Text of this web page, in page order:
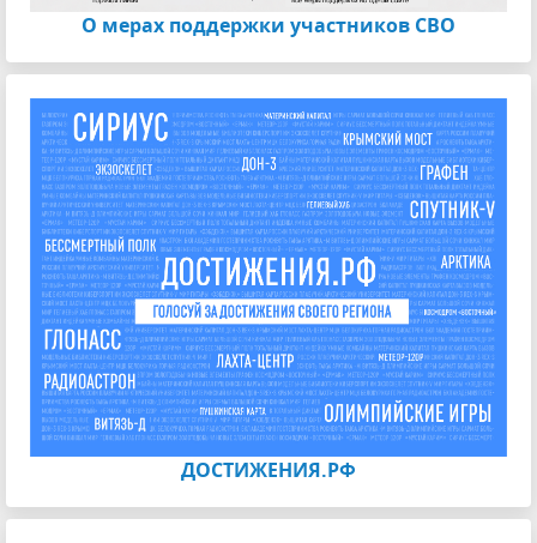
О мерах поддержки участников СВО
ДОСТИЖЕНИЯ.РФ